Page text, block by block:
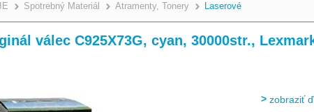
Spotrebný Materiál Atramenty, Tonery Laserové
válec C925X73G, cyan, 30000str.,
zobraziť